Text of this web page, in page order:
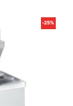
-25%